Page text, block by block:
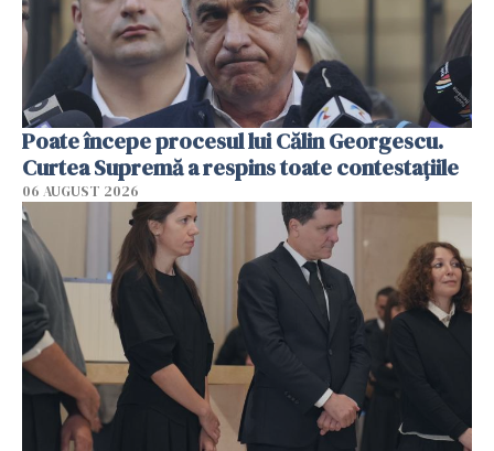
Poate începe procesul lui Călin Georgescu.
Curtea Supremă a respins toate contestațiile
06 AUGUST 2026